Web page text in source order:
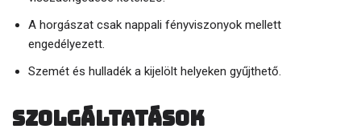
A horgászat csak nappali fényviszonyok mellett
engedélyezett.
Szemét és hulladék a kijelölt helyeken gyűjthető.
Szolgáltatások